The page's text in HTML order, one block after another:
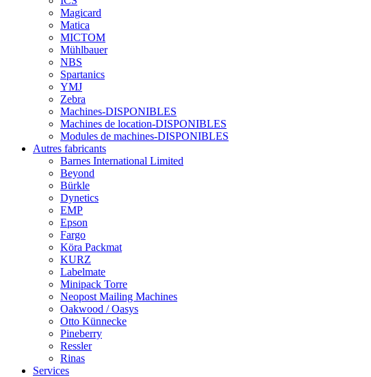
Magicard
Matica
MICTOM
Mühlbauer
NBS
Spartanics
YMJ
Zebra
Machines-DISPONIBLES
Machines de location-DISPONIBLES
Modules de machines-DISPONIBLES
Autres fabricants
Barnes International Limited
Beyond
Bürkle
Dynetics
EMP
Epson
Fargo
Köra Packmat
KURZ
Labelmate
Minipack Torre
Neopost Mailing Machines
Oakwood / Oasys
Otto Künnecke
Pineberry
Ressler
Rinas
Services